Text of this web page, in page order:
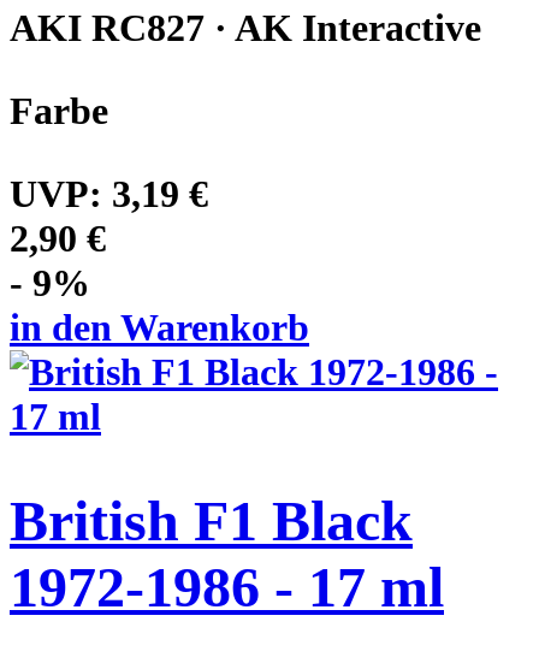
AKI RC827 · AK Interactive
Farbe
UVP: 3,19 €
2,90 €
- 9%
in den Warenkorb
British F1 Black
1972-1986 - 17 ml